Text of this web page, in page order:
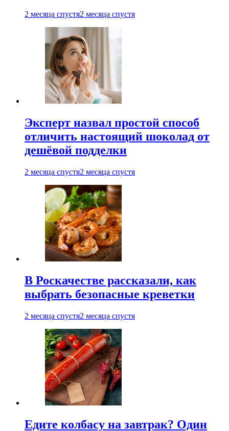
2 месяца спустя2 месяца спустя
Эксперт назвал простой способ
отличить настоящий шоколад от
дешёвой подделки
2 месяца спустя2 месяца спустя
В Роскачестве рассказали, как
выбрать безопасные креветки
2 месяца спустя2 месяца спустя
Едите колбасу на завтрак? Один